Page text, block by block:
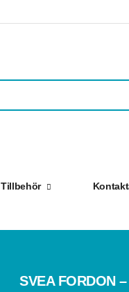
Tillbehör
SVEA FORDON